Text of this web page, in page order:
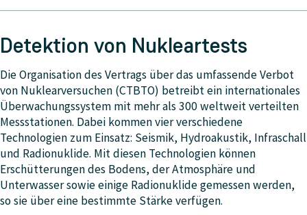
dispersion model) verwendet. In dieser Art von
einzelne Teilchen repräsentiert. Es wird eine
bestimmte Anzahl an Partikeln am Ort der Quelle
freigesetzt und diese werden einzeln mit der
Luftströmung transportiert. Deswegen benötigt es
dreidimensionale Windfelder als meteorologische
Eingangsdaten. Die Durchmischung der
Luftbeimengung mit Umgebungsluft (Diffusion) durch
thermische und mechanische Turbulenz in der
Atmosphäre wird berücksichtigt, indem der Bewegung
Detektion von Nukleartests
Die Organisation des Vertrags über das umfassende Verbot
von Nuklearversuchen (CTBTO) betreibt ein internationales
Überwachungssystem mit mehr als 300 weltweit verteilten
Messstationen. Dabei kommen vier verschiedene
Technologien zum Einsatz: Seismik, Hydroakustik, Infraschall
und Radionuklide. Mit diesen Technologien können
Erschütterungen des Bodens, der Atmosphäre und
Unterwasser sowie einige Radionuklide gemessen werden,
so sie über eine bestimmte Stärke verfügen.